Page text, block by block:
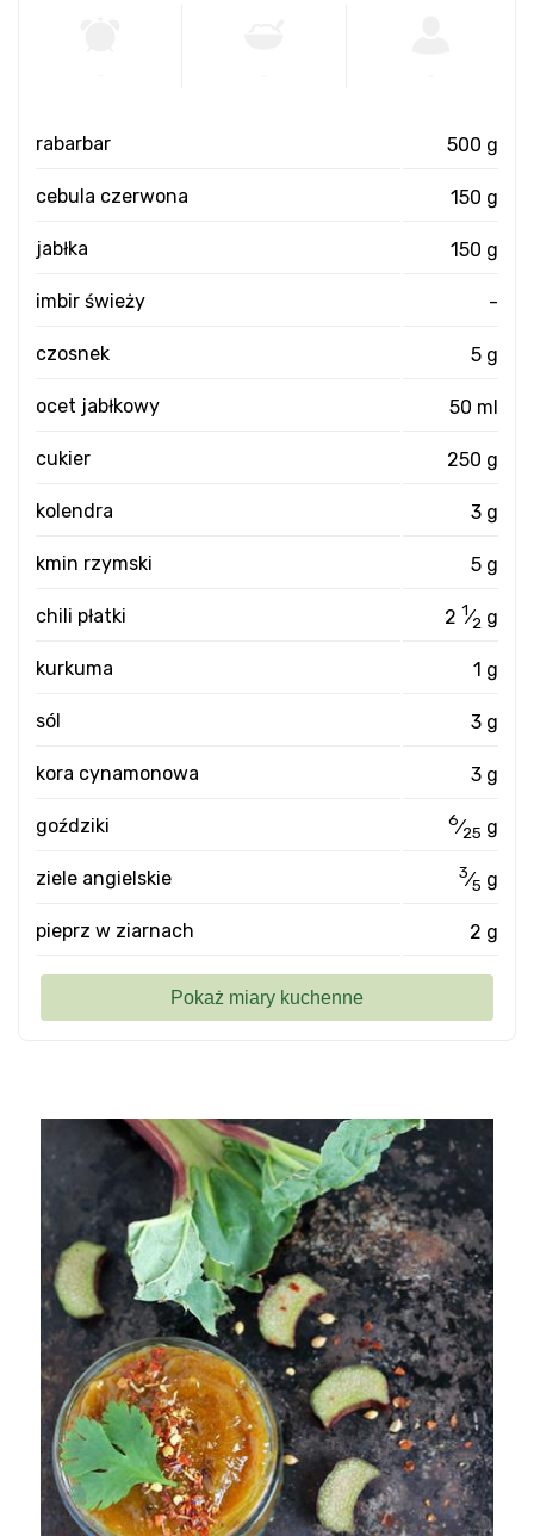
rabarbar 500 g
cebula czerwona 150 g
jabłka 150 g
imbir świeży -
czosnek 5 g
ocet jabłkowy 50 ml
cukier 250 g
kolendra 3 g
kmin rzymski 5 g
chili płatki 2 1⁄2 g
kurkuma 1 g
sól 3 g
kora cynamonowa 3 g
goździki 6⁄25 g
ziele angielskie 3⁄5 g
pieprz w ziarnach 2 g